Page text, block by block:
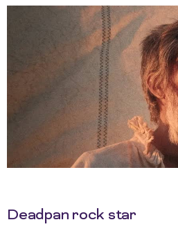
Deadpan rock star